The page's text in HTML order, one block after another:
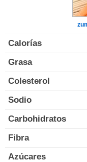
Calorías
Grasa
Colesterol
Sodio
Carbohidratos
Fibra
Azúcares